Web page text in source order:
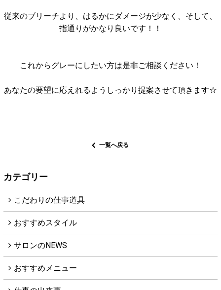
従来のブリーチより、はるかにダメージが少なく、そして、
指通りがかなり良いです！！
これからグレーにしたい方は是非ご相談ください！
あなたの要望に応えれるようしっかり提案させて頂きます☆
一覧へ戻る
カテゴリー
こだわりの仕事道具
おすすめスタイル
サロンのNEWS
おすすめメニュー